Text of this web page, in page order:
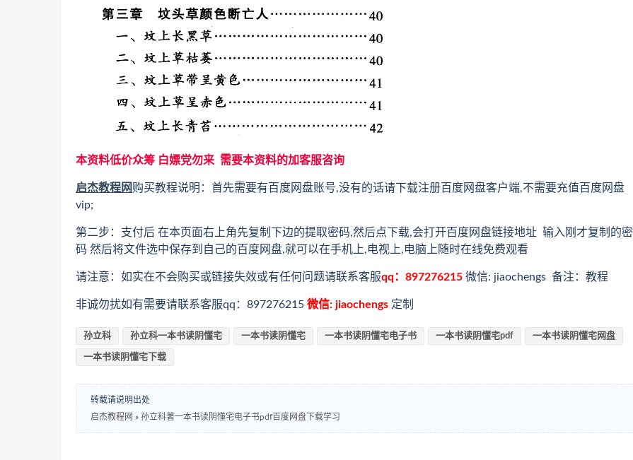
本资料低价众筹 白嫖党勿来 需要本资料的加客服咨询
启杰教程网购买教程说明：首先需要有百度网盘账号,没有的话请下载注册百度网盘客户端,不需要充值百度网盘
vip;
第二步：支付后 在本页面右上角先复制下边的提取密码,然后点下载,会打开百度网盘链接地址 输入刚才复制的密
码 然后将文件选中保存到自己的百度网盘,就可以在手机上,电视上,电脑上随时在线免费观看
请注意：如实在不会购买或链接失效或有任何问题请联系客服qq：897276215 微信: jiaochengs 备注：教程
非诚勿扰如有需要请联系客服qq：897276215 微信: jiaochengs 定制
孙立科 孙立科一本书读阴懂‬宅 一本书读阴懂‬宅 一本书读阴懂‬宅电子书 一本书读阴懂‬宅pdf 一本书读阴懂‬宅网盘
一本书读阴懂‬宅下载
转载请说明出处
启杰教程网 » 孙立科著一本书读阴懂‬宅电子书pdf百度网盘下载学习